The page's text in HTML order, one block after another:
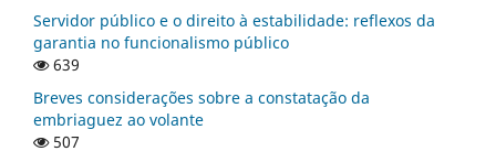
Servidor público e o direito à estabilidade: reflexos da
garantia no funcionalismo público
639
Breves considerações sobre a constatação da
embriaguez ao volante
507